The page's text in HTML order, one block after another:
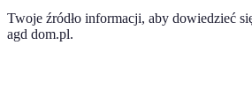
Twoje źródło informacji, aby dowiedzieć
agd dom.pl.